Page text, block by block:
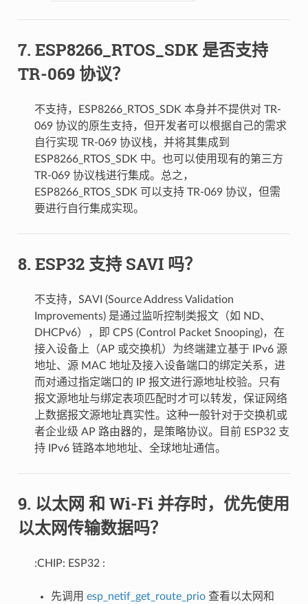
ESP8266_RTOS_SDK 是否支持
TR-069 协议？
不支持，ESP8266_RTOS_SDK 本身并不提供对 TR-
069 协议的原生支持，但开发者可以根据自己的需求
自行实现 TR-069 协议栈，并将其集成到
ESP8266_RTOS_SDK 中。也可以使用现有的第三方
TR-069 协议栈进行集成。总之，
ESP8266_RTOS_SDK 可以支持 TR-069 协议，但需
要进行自行集成实现。
ESP32 支持 SAVI 吗？
不支持，SAVI (Source Address Validation
Improvements) 是通过监听控制类报文（如 ND、
DHCPv6），即 CPS (Control Packet Snooping)，在
接入设备上（AP 或交换机）为终端建立基于 IPv6 源
地址、源 MAC 地址及接入设备端口的绑定关系，进
而对通过指定端口的 IP 报文进行源地址校验。只有
报文源地址与绑定表项匹配时才可以转发，保证网络
上数据报文源地址真实性。这种一般针对于交换机或
者企业级 AP 路由器的，是策略协议。目前 ESP32 支
持 IPv6 链路本地地址、全球地址通信。
以太网 和 Wi-Fi 并存时，优先使用
以太网传输数据吗？
:CHIP: ESP32 :
先调用 esp_netif_get_route_prio查看以太网和